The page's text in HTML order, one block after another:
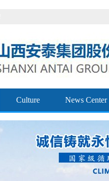
Culture News Center